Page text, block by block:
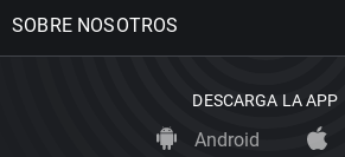
SOBRE NOSOTROS
DESCARGA LA APP
Android